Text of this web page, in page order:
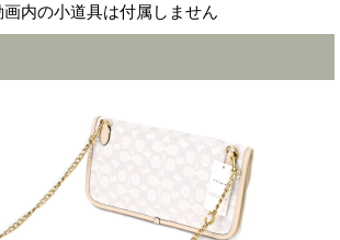
内の小道具は付属しません